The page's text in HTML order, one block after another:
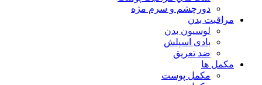
دورچشم و سرم مژه
مراقبت بدن
لوسیون بدن
بادی اسپلش
ضد تعریق
مكمل ها
مکمل پوست